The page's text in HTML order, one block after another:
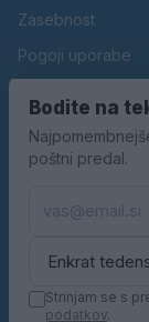
Zasebnost
Pogoji uporabe
Oglaševanje
Kontakt
Bodite na
poštni predal.
Strinjam se s
podatkov.